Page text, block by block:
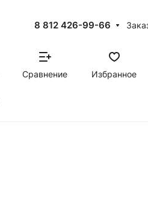
8 812 426-99-66
Сравнение Избранное